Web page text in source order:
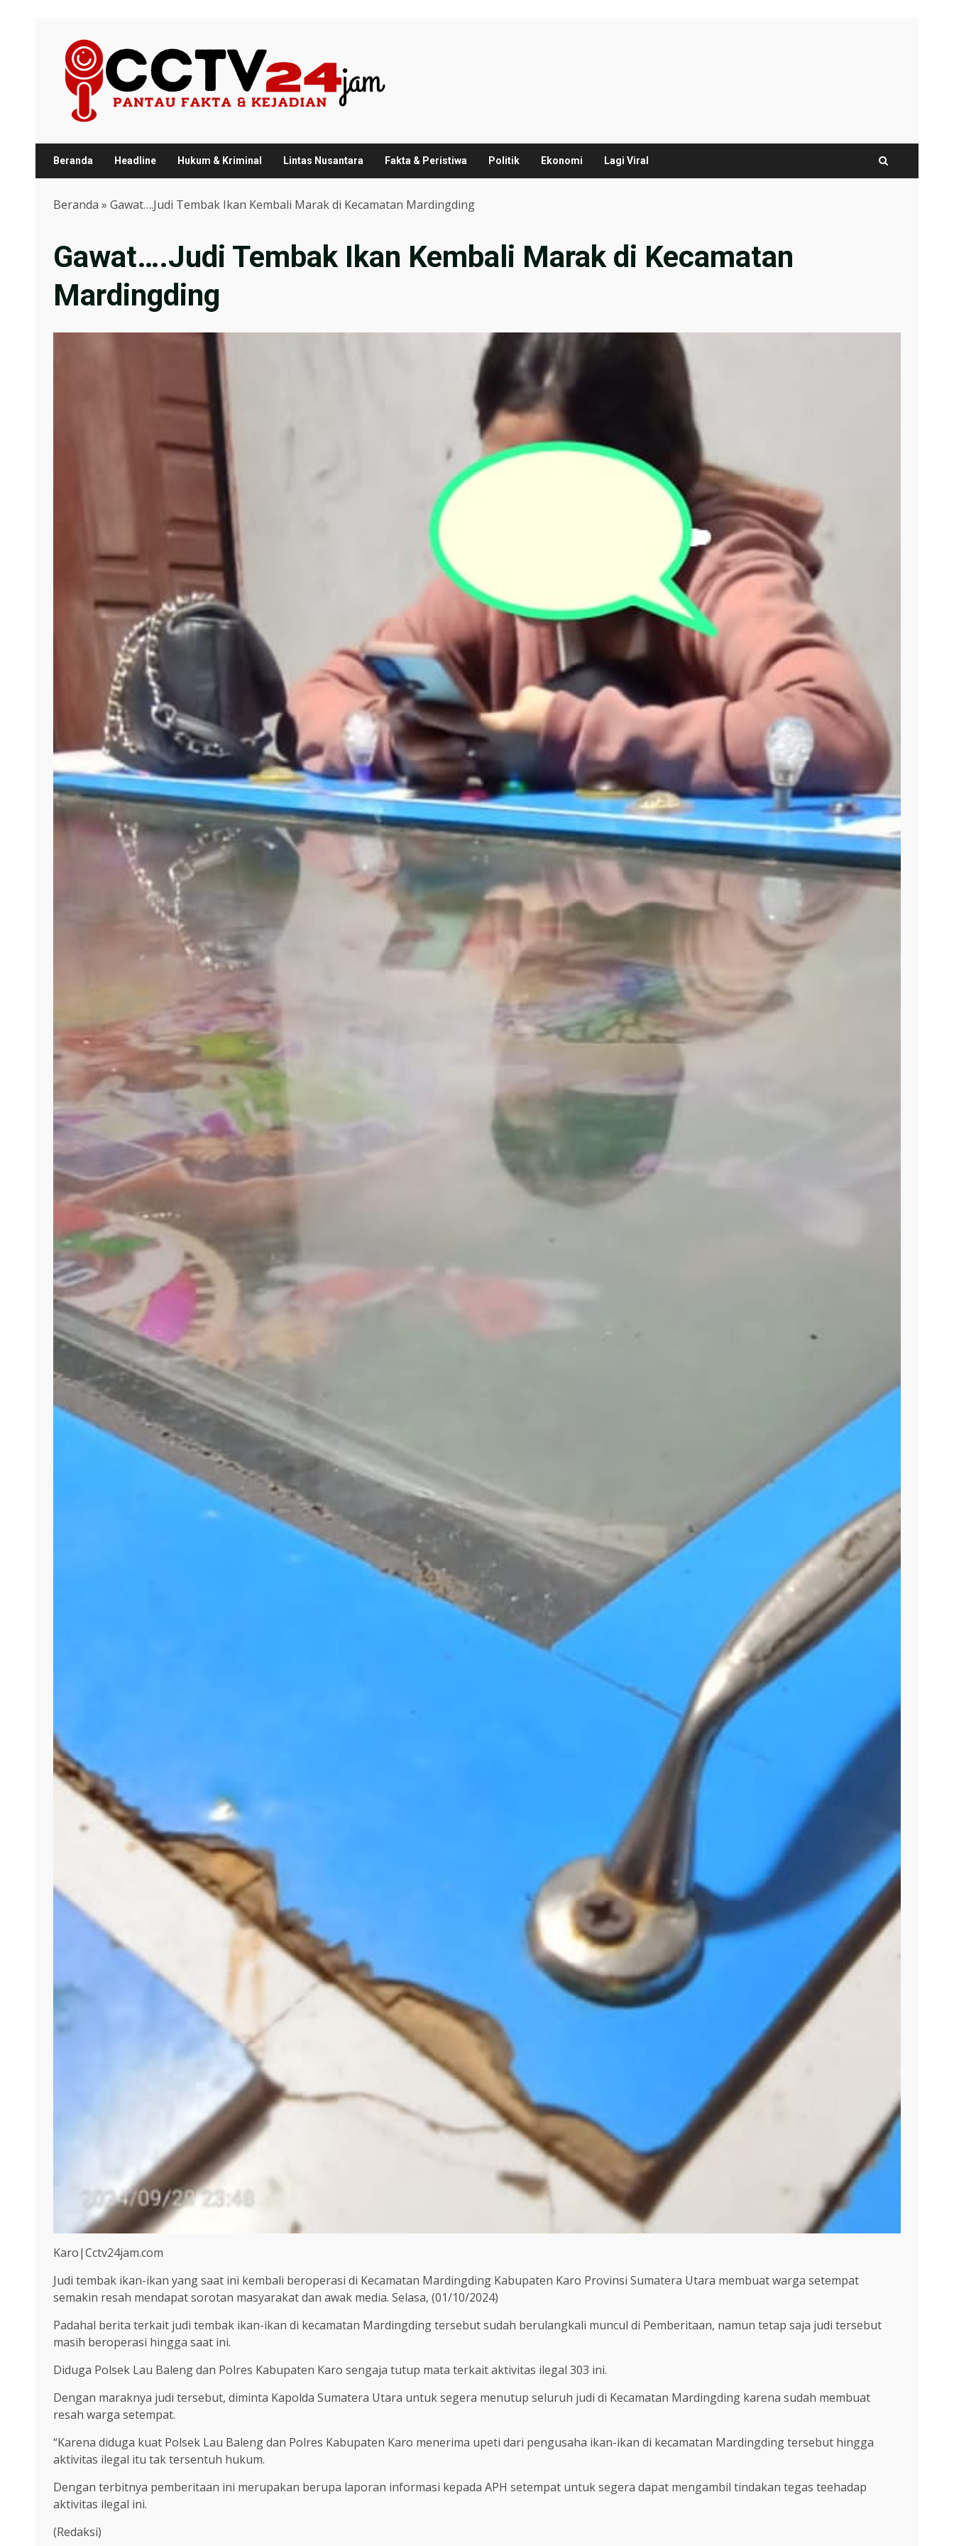
content
Beranda Headline Hukum & Kriminal Lintas Nusantara Fakta & Peristiwa Politik Ekonomi Lagi Viral
Beranda » Gawat….Judi Tembak Ikan Kembali Marak di Kecamatan Mardingding
Gawat….Judi Tembak Ikan Kembali Marak di Kecamatan
Mardingding
Karo|Cctv24jam.com
Judi tembak ikan-ikan yang saat ini kembali beroperasi di Kecamatan Mardingding Kabupaten Karo Provinsi Sumatera Utara membuat warga setempat
semakin resah mendapat sorotan masyarakat dan awak media. Selasa, (01/10/2024)
Padahal berita terkait judi tembak ikan-ikan di kecamatan Mardingding tersebut sudah berulangkali muncul di Pemberitaan, namun tetap saja judi tersebut
masih beroperasi hingga saat ini.
Diduga Polsek Lau Baleng dan Polres Kabupaten Karo sengaja tutup mata terkait aktivitas ilegal 303 ini.
Dengan maraknya judi tersebut, diminta Kapolda Sumatera Utara untuk segera menutup seluruh judi di Kecamatan Mardingding karena sudah membuat
resah warga setempat.
“Karena diduga kuat Polsek Lau Baleng dan Polres Kabupaten Karo menerima upeti dari pengusaha ikan-ikan di kecamatan Mardingding tersebut hingga
aktivitas ilegal itu tak tersentuh hukum.
Dengan terbitnya pemberitaan ini merupakan berupa laporan informasi kepada APH setempat untuk segera dapat mengambil tindakan tegas teehadap
aktivitas ilegal ini.
(Redaksi)